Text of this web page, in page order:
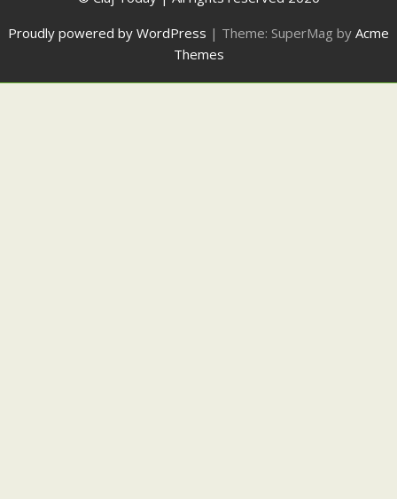
Proudly powered by WordPress | Theme: SuperMag by Acme
Themes